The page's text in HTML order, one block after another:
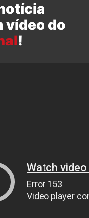
vídeo do
!